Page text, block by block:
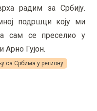
радим за Србију.
подршци коју ми
сам се преселио у
Арно Гујон.
са Србима у региону